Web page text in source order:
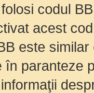
codul
acest
este
în paranteze